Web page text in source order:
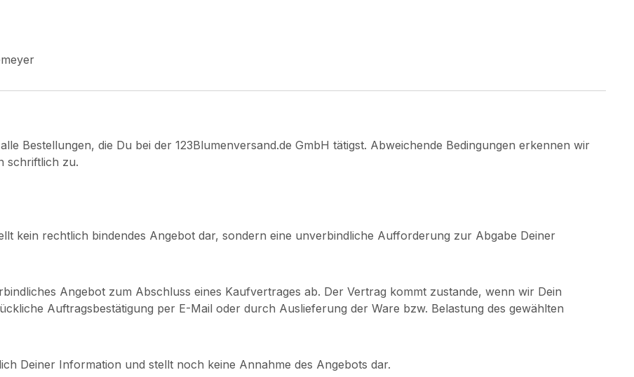
Bestellungen, die Du bei der 123Blumenversand.de GmbH tätigst. Abweichende Bedingungen erkennen wir
schriftlich zu.
kein rechtlich bindendes Angebot dar, sondern eine unverbindliche Aufforderung zur Abgabe Deiner
Angebot zum Abschluss eines Kaufvertrages ab. Der Vertrag kommt zustande, wenn wir Dein
Auftragsbestätigung per E-Mail oder durch Auslieferung der Ware bzw. Belastung des gewählten
Deiner Information und stellt noch keine Annahme des Angebots dar.